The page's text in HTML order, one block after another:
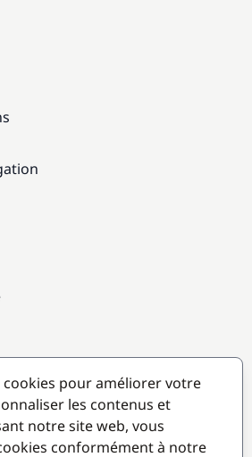
pour améliorer votre
les contenus et
notre site web, vous
conformément à notre